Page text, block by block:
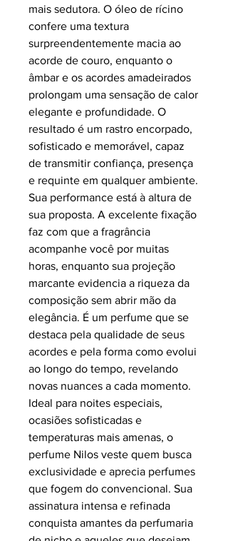
mais sedutora. O óleo de rícino
confere uma textura
surpreendentemente macia ao
acorde de couro, enquanto o
âmbar e os acordes amadeirados
prolongam uma sensação de calor
elegante e profundidade. O
resultado é um rastro encorpado,
sofisticado e memorável, capaz
de transmitir confiança, presença
e requinte em qualquer ambiente.
Sua performance está à altura de
sua proposta. A excelente fixação
faz com que a fragrância
acompanhe você por muitas
horas, enquanto sua projeção
marcante evidencia a riqueza da
composição sem abrir mão da
elegância. É um perfume que se
destaca pela qualidade de seus
acordes e pela forma como evolui
ao longo do tempo, revelando
novas nuances a cada momento.
Ideal para noites especiais,
ocasiões sofisticadas e
temperaturas mais amenas, o
perfume Nilos veste quem busca
exclusividade e aprecia perfumes
que fogem do convencional. Sua
assinatura intensa e refinada
conquista amantes da perfumaria